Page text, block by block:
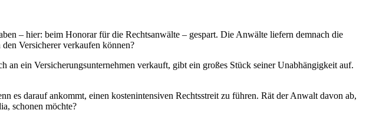
– hier: beim Honorar für die Rechtsanwälte – gespart. Die Anwälte liefern demnach die
Versicherer verkaufen können?
ein Versicherungsunternehmen verkauft, gibt ein großes Stück seiner Unabhängigkeit auf.
es darauf ankommt, einen kostenintensiven Rechtsstreit zu führen. Rät der Anwalt davon ab,
schonen möchte?